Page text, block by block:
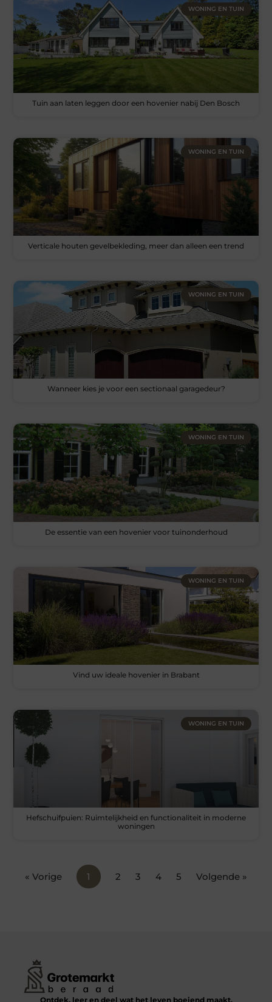
WONING EN TUIN
Tuin aan laten leggen door een hovenier nabij Den Bosch
WONING EN TUIN
Verticale houten gevelbekleding, meer dan alleen een trend
WONING EN TUIN
Wanneer kies je voor een sectionaal garagedeur?
WONING EN TUIN
De essentie van een hovenier voor tuinonderhoud
WONING EN TUIN
Vind uw ideale hovenier in Brabant
WONING EN TUIN
Hefschuifpuien: Ruimtelijkheid en functionaliteit in moderne
woningen
« Vorige 1 2 3 4 5 Volgende »
Ontdek, leer en deel wat het leven boeiend maakt.